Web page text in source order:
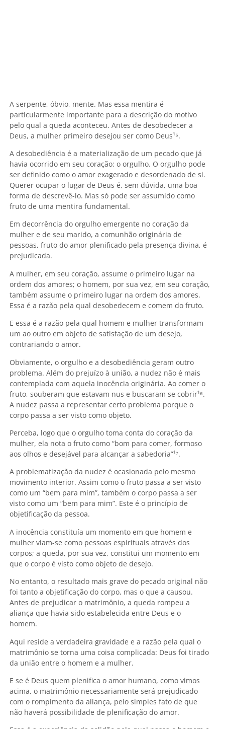
A serpente, óbvio, mente. Mas essa mentira é
particularmente importante para a descrição do motivo
pelo qual a queda aconteceu. Antes de desobedecer a
Deus, a mulher primeiro desejou ser como Deus¹⁵.
A desobediência é a materialização de um pecado que já
havia ocorrido em seu coração: o orgulho. O orgulho pode
ser definido como o amor exagerado e desordenado de si.
Querer ocupar o lugar de Deus é, sem dúvida, uma boa
forma de descrevê-lo. Mas só pode ser assumido como
fruto de uma mentira fundamental.
Em decorrência do orgulho emergente no coração da
mulher e de seu marido, a comunhão originária de
pessoas, fruto do amor plenificado pela presença divina, é
prejudicada.
A mulher, em seu coração, assume o primeiro lugar na
ordem dos amores; o homem, por sua vez, em seu coração,
também assume o primeiro lugar na ordem dos amores.
Essa é a razão pela qual desobedecem e comem do fruto.
E essa é a razão pela qual homem e mulher transformam
um ao outro em objeto de satisfação de um desejo,
contrariando o amor.
Obviamente, o orgulho e a desobediência geram outro
problema. Além do prejuízo à união, a nudez não é mais
contemplada com aquela inocência originária. Ao comer o
fruto, souberam que estavam nus e buscaram se cobrir¹⁶.
A nudez passa a representar certo problema porque o
corpo passa a ser visto como objeto.
Perceba, logo que o orgulho toma conta do coração da
mulher, ela nota o fruto como “bom para comer, formoso
aos olhos e desejável para alcançar a sabedoria”¹⁷.
A problematização da nudez é ocasionada pelo mesmo
movimento interior. Assim como o fruto passa a ser visto
como um “bem para mim”, também o corpo passa a ser
visto como um “bem para mim”. Este é o princípio de
objetificação da pessoa.
A inocência constituía um momento em que homem e
mulher viam-se como pessoas espirituais através dos
corpos; a queda, por sua vez, constitui um momento em
que o corpo é visto como objeto de desejo.
No entanto, o resultado mais grave do pecado original não
foi tanto a objetificação do corpo, mas o que a causou.
Antes de prejudicar o matrimônio, a queda rompeu a
aliança que havia sido estabelecida entre Deus e o
homem.
Aqui reside a verdadeira gravidade e a razão pela qual o
matrimônio se torna uma coisa complicada: Deus foi tirado
da união entre o homem e a mulher.
E se é Deus quem plenifica o amor humano, como vimos
acima, o matrimônio necessariamente será prejudicado
com o rompimento da aliança, pelo simples fato de que
não haverá possibilidade de plenificação do amor.